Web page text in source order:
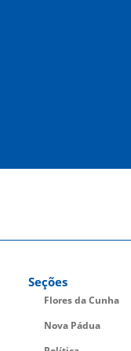
Seções
Flores da Cunha
Nova Pádua